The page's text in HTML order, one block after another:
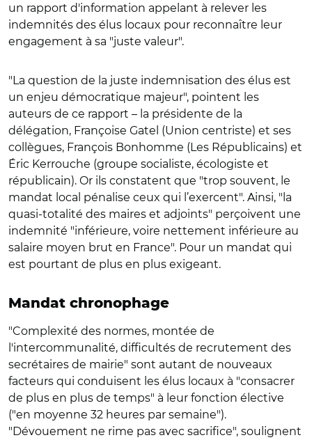
un rapport d'information appelant à relever les
indemnités des élus locaux pour reconnaître leur
engagement à sa "juste valeur".
"La question de la juste indemnisation des élus est
un enjeu démocratique majeur", pointent les
auteurs de ce rapport – la présidente de la
délégation, Françoise Gatel (Union centriste) et ses
collègues, François Bonhomme (Les Républicains) et
Éric Kerrouche (groupe socialiste, écologiste et
républicain). Or ils constatent que "trop souvent, le
mandat local pénalise ceux qui l’exercent". Ainsi, "la
quasi-totalité des maires et adjoints" perçoivent une
indemnité "inférieure, voire nettement inférieure au
salaire moyen brut en France". Pour un mandat qui
est pourtant de plus en plus exigeant.
Mandat chronophage
"Complexité des normes, montée de
l'intercommunalité, difficultés de recrutement des
secrétaires de mairie" sont autant de nouveaux
facteurs qui conduisent les élus locaux à "consacrer
de plus en plus de temps" à leur fonction élective
("en moyenne 32 heures par semaine").
"Dévouement ne rime pas avec sacrifice", soulignent